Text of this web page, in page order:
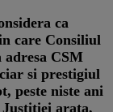
ca
care Consiliul
CSM
si prestigiul
peste niste ani
arata,